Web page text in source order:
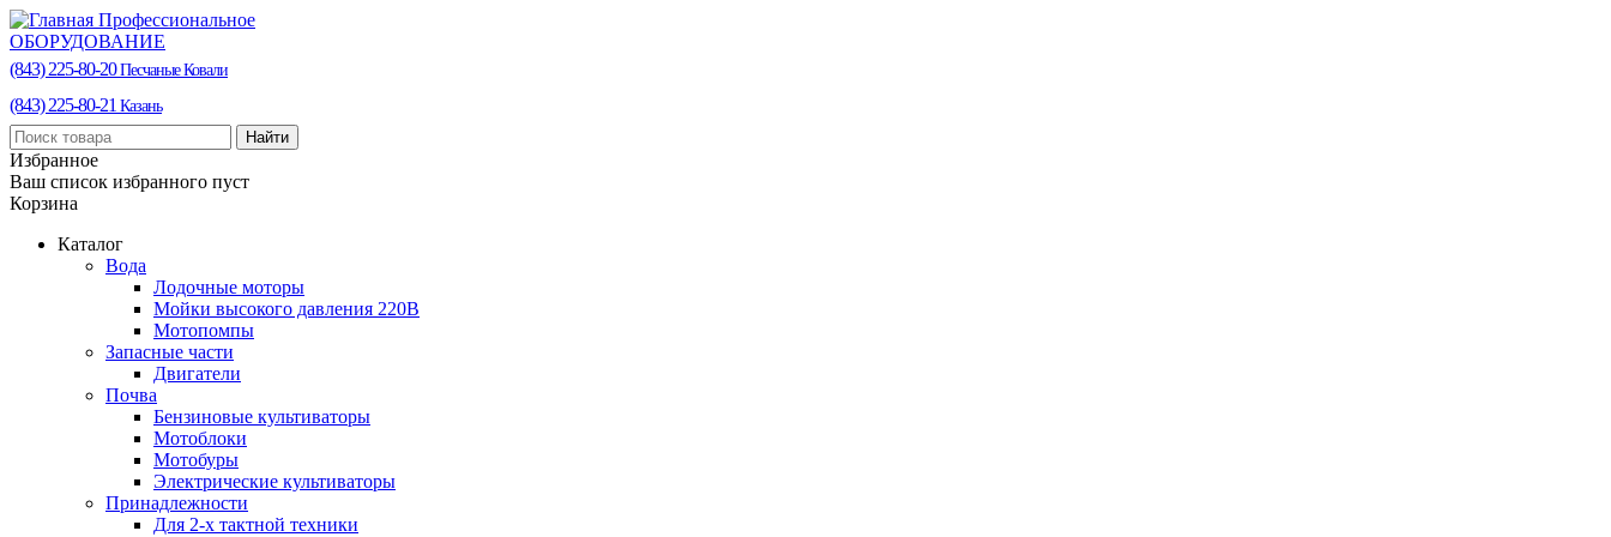
Профессиональное
ОБОРУДОВАНИЕ
(843) 225-80-20Песчаные Ковали
(843) 225-80-21 Казань
Найти
Избранное
Ваш список избранного пуст
Корзина
Каталог
Вода
Лодочные моторы
Мойки высокого давления 220В
Мотопомпы
Запасные части
Двигатели
Почва
Бензиновые культиваторы
Мотоблоки
Мотобуры
Электрические культиваторы
Принадлежности
Для 2-х тактной техники